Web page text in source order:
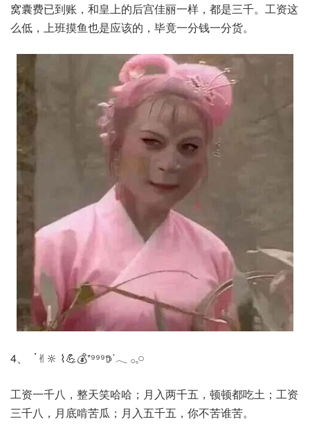
窝囊费已到账，和皇上的后宫佳丽一样，都是三千。工资这
么低，上班摸鱼也是应该的，毕竟一分钱一分货。
4、 ॱ✌︎🔆 ⌇💪💰⁺⁹⁹⁹𖠚ᐝ𓂃 𓂂𓈒𓏸
工资一千八，整天笑哈哈；月入两千五，顿顿都吃土；工资
三千八，月底啃苦瓜；月入五千五，你不苦谁苦。